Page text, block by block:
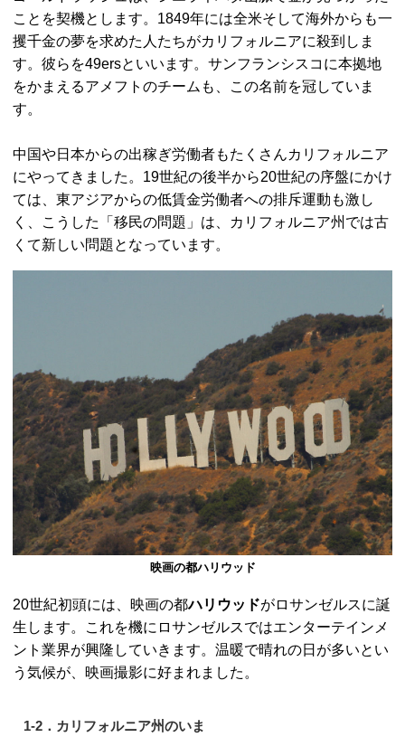
ことを契機とします。1849年には全米そして海外からも一
攫千金の夢を求めた人たちがカリフォルニアに殺到しま
す。彼らを49ersといいます。サンフランシスコに本拠地
をかまえるアメフトのチームも、この名前を冠していま
す。
中国や日本からの出稼ぎ労働者もたくさんカリフォルニア
にやってきました。19世紀の後半から20世紀の序盤にかけ
ては、東アジアからの低賃金労働者への排斥運動も激し
く、こうした「移民の問題」は、カリフォルニア州では古
くて新しい問題となっています。
映画の都ハリウッド
20世紀初頭には、映画の都ハリウッドがロサンゼルスに誕
生します。これを機にロサンゼルスではエンターテインメ
ント業界が興隆していきます。温暖で晴れの日が多いとい
う気候が、映画撮影に好まれました。
1-2．カリフォルニア州のいま